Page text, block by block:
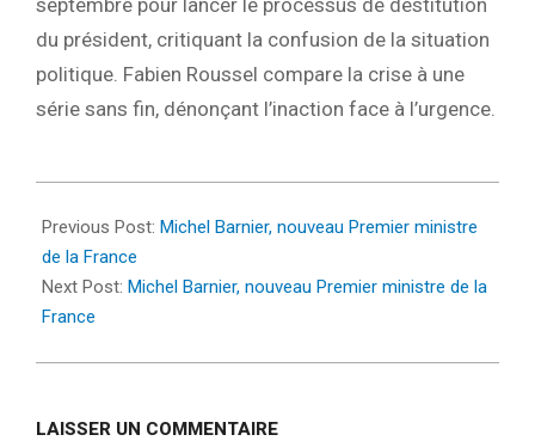
septembre pour lancer le processus de destitution
du président, critiquant la confusion de la situation
politique. Fabien Roussel compare la crise à une
série sans fin, dénonçant l’inaction face à l’urgence.
09-
05
Previous Post: Michel Barnier, nouveau Premier ministre
de la France
Next Post: Michel Barnier, nouveau Premier ministre de la
France
LAISSER UN COMMENTAIRE